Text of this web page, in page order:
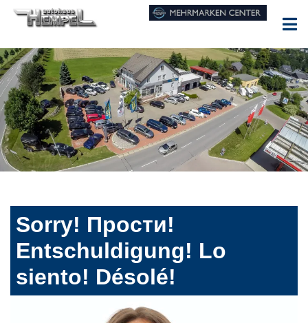
Sorry! Прости!
Entschuldigung! Lo
siento! Désolé!